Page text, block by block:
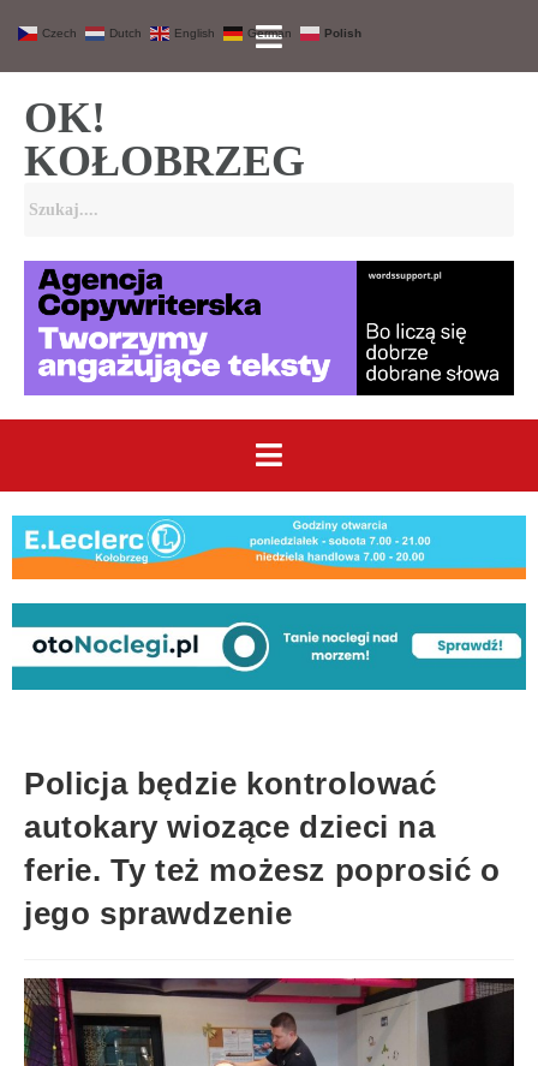
OK!
KOŁOBRZEG
Policja będzie kontrolować
autokary wiozące dzieci na
ferie. Ty też możesz poprosić o
jego sprawdzenie
Czech Dutch English German Polish